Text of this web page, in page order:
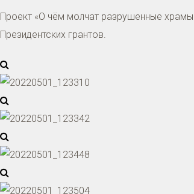
Проект «О чём молчат разрушенные
Президентских грантов.